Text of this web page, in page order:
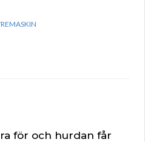
för och hurdan får